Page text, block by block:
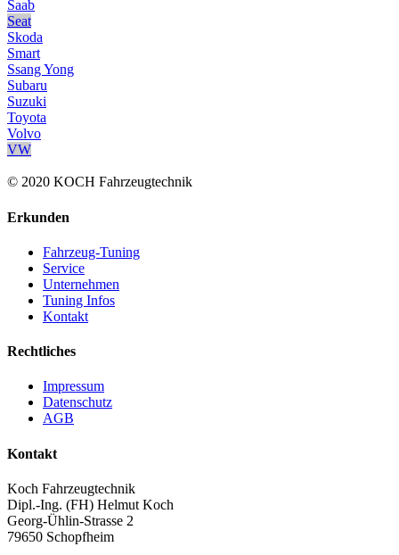
Saab
Seat
Skoda
Smart
Ssang Yong
Subaru
Suzuki
Toyota
Volvo
VW
© 2020 KOCH Fahrzeugtechnik
Erkunden
Fahrzeug-Tuning
Service
Unternehmen
Tuning Infos
Kontakt
Rechtliches
Impressum
Datenschutz
AGB
Kontakt
Koch Fahrzeugtechnik
Dipl.-Ing. (FH) Helmut Koch
Georg-Ühlin-Strasse 2
79650 Schopfheim